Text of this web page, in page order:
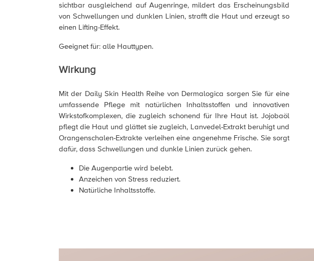
sichtbar ausgleichend auf Augenringe, mildert das Erscheinungsbild
von Schwellungen und dunklen Linien, strafft die Haut und erzeugt so
einen Lifting-Effekt.
Geeignet für: alle Hauttypen.
Wirkung
Mit der Daily Skin Health Reihe von Dermalogica sorgen Sie für eine
umfassende Pflege mit natürlichen Inhaltsstoffen und innovativen
Wirkstofkomplexen, die zugleich schonend für Ihre Haut ist. Jojobaöl
pflegt die Haut und glättet sie zugleich, Lanvedel-Extrakt beruhigt und
Orangenschalen-Extrakte verleihen eine angenehme Frische. Sie sorgt
dafür, dass Schwellungen und dunkle Linien zurück gehen.
Die Augenpartie wird belebt.
Anzeichen von Stress reduziert.
Natürliche Inhaltsstoffe.